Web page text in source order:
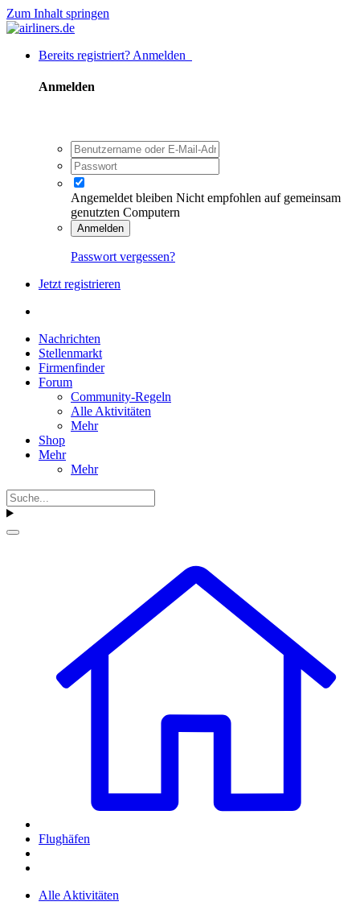
Zum Inhalt springen
Bereits registriert? Anmelden
Anmelden
Angemeldet bleiben Nicht empfohlen auf gemeinsam
genutzten Computern
Anmelden
Passwort vergessen?
Jetzt registrieren
Nachrichten
Stellenmarkt
Firmenfinder
Forum
Community-Regeln
Alle Aktivitäten
Mehr
Shop
Mehr
Mehr
Flughäfen
Alle Aktivitäten